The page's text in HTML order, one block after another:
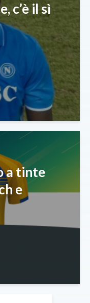
c’è il sì
a tinte
e